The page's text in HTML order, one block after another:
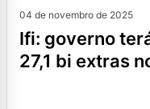
04 de novembro de 2025
ifi: governo terá de economizar r$
27,1 bi extras